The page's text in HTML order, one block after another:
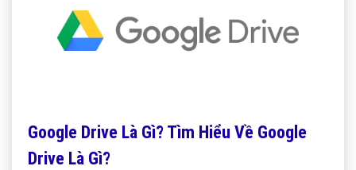
Google Drive Là Gì? Tìm Hiểu Về Google
Drive Là Gì?